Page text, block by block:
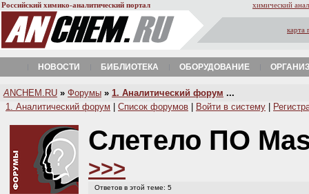
Российский химико-аналитический портал химический
карта
НОВОСТИ БИБЛИОТЕКА ОБОРУДОВАНИЕ
A NCHEM.RU » Форумы » 1. Аналитический форум ...
1. Аналитический форум
Список форумов Войти в систему
Слетело ПО
>>>
Ответов в этой теме: 5